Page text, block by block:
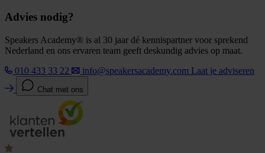
Advies nodig?
Speakers Academy® is al 30 jaar dé kennispartner voor sprekend
Nederland en ons ervaren team geeft deskundig advies op maat.
010 433 33 22
info@speakersacademy.com Laat je adviseren
Chat met ons